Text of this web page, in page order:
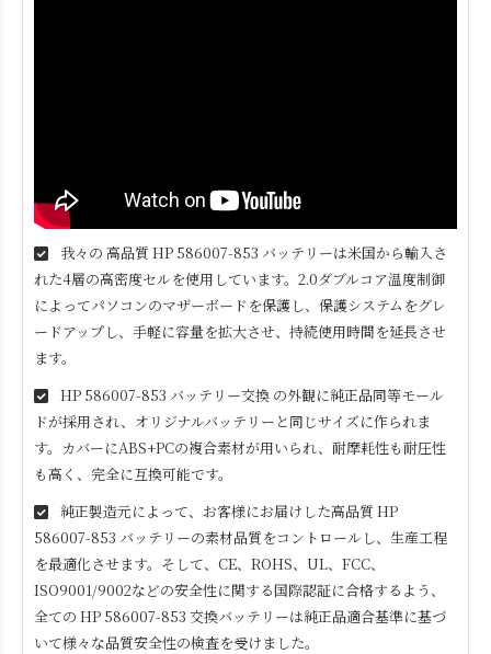
我々の 高品質 HP 586007-853 バッテリーは米国から輸入さ
れた4層の高密度セルを使用しています。2.0ダブルコア温度制御
によってパソコンのマザーボードを保護し、保護システムをグレ
ードアップし、手軽に容量を拡大させ、持続使用時間を延長させ
ます。
HP 586007-853 バッテリー交換 の外観に純正品同等モール
ドが採用され、オリジナルバッテリーと同じサイズに作られま
す。カバーにABS+PCの複合素材が用いられ、耐摩耗性も耐圧性
も高く、完全に互換可能です。
純正製造元によって、お客様にお届けした高品質 HP
586007-853 バッテリーの素材品質をコントロールし、生産工程
を最適化させます。そして、CE、ROHS、UL、FCC、
ISO9001/9002などの安全性に関する国際認証に合格するよう、
全ての HP 586007-853 交換バッテリーは純正品適合基準に基づ
いて様々な品質安全性の検査を受けました。